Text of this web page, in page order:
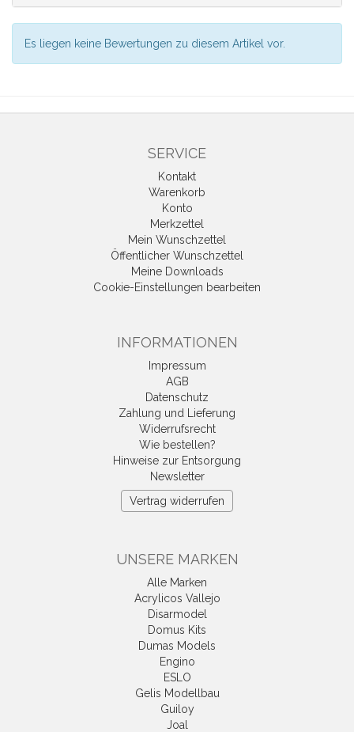
Es liegen keine Bewertungen zu diesem Artikel vor.
SERVICE
Kontakt
Warenkorb
Konto
Merkzettel
Mein Wunschzettel
Öffentlicher Wunschzettel
Meine Downloads
Cookie-Einstellungen bearbeiten
INFORMATIONEN
Impressum
AGB
Datenschutz
Zahlung und Lieferung
Widerrufsrecht
Wie bestellen?
Hinweise zur Entsorgung
Newsletter
Vertrag widerrufen
UNSERE MARKEN
Alle Marken
Acrylicos Vallejo
Disarmodel
Domus Kits
Dumas Models
Engino
ESLO
Gelis Modellbau
Guiloy
Joal